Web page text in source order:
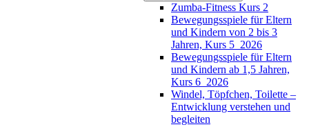
Zumba-Fitness Kurs 2
Bewegungsspiele für Eltern
und Kindern von 2 bis 3
Jahren, Kurs 5_2026
Bewegungsspiele für Eltern
und Kindern ab 1,5 Jahren,
Kurs 6_2026
Windel, Töpfchen, Toilette –
Entwicklung verstehen und
begleiten